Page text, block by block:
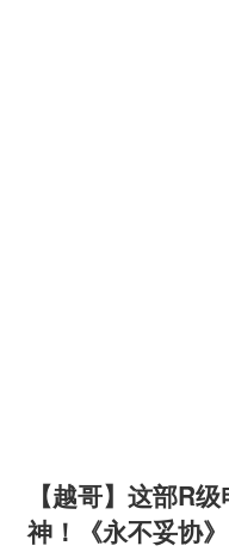
【越哥】这部R
神！《永不妥协》